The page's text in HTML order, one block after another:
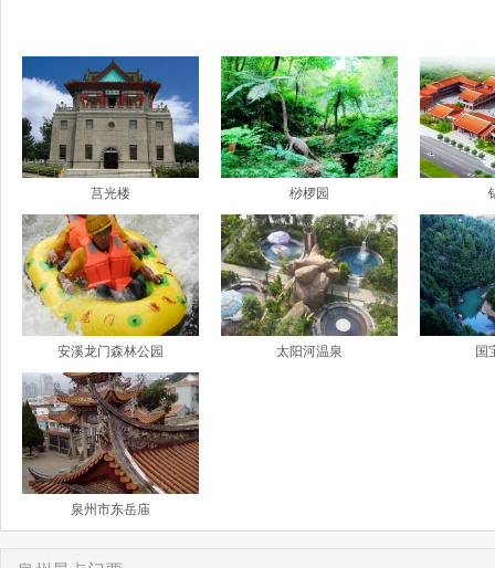
莒光楼 桫椤园
安溪龙门森林公园 太阳河温泉 国
泉州市东岳庙